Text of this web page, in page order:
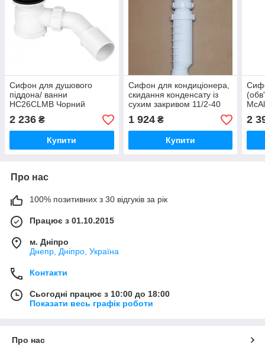
Сифон для душового
піддона/ ванни
HC26CLMB Чорний
2 236 ₴
Купити
Сифон для кондиціонера,
скидання конденсату із
сухим закривом 11/2-40
Hepvo McAlpine
CV1WHFunnel-B...
1 924₴
Купити
2
Про нас
100% позитивних з 30 відгуків за рік
Працює з 01.10.2015
м. Дніпро
Днепр, Дніпро, Україна
Контакти
Сьогодні працює з 10:00 до 18:00
Показати весь графік роботи
Про нас